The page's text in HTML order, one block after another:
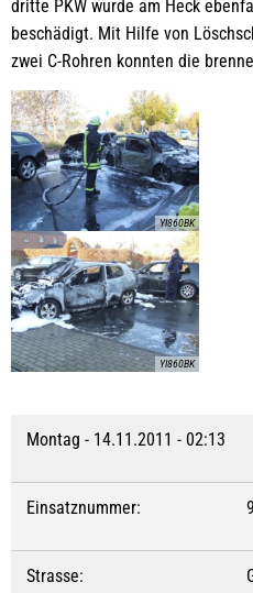
dritte PKW wurde am Heck
beschädigt. Mit Hilfe von
zwei C-Rohren konnten die
YI860BK
YI860BK
Montag - 14.11.2011 - 02:13
Einsatznummer:
Strasse: